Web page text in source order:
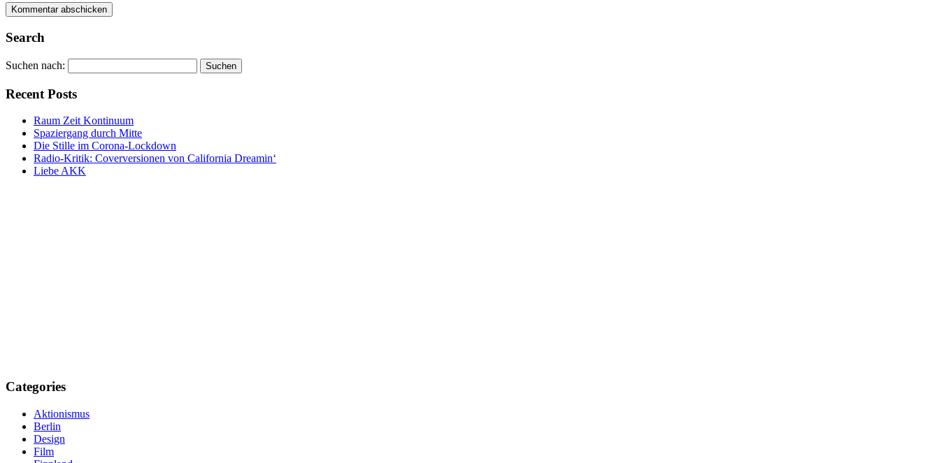
Search
Suchen nach:
Recent Posts
Raum Zeit Kontinuum
Spaziergang durch Mitte
Die Stille im Corona-Lockdown
Radio-Kritik: Coverversionen von California Dreamin‘
Liebe AKK
Categories
Aktionismus
Berlin
Design
Film